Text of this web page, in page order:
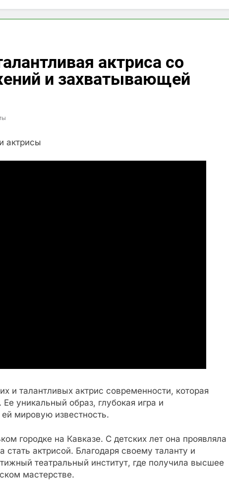
актриса со
и захватывающей
и талантливых актрис современности, которая
уникальный образ, глубокая игра и
мировую известность.
городке на Кавказе. С детских лет она проявляла
актрисой. Благодаря своему таланту и
театральный институт, где получила высшее
мастерстве.